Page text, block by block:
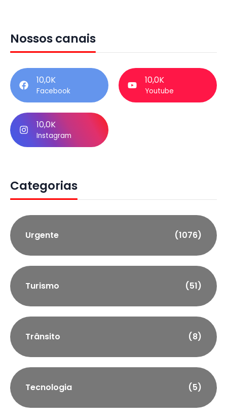
Nossos canais
10,0K
Facebook
10,0K
Youtube
10,0K
Instagram
Categorias
Urgente (1076)
Turismo (51)
Trânsito (8)
Tecnologia (5)